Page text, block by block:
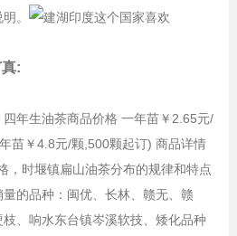
。
:
年生油茶商品价格 一年苗￥2.65元/
苗￥4.8元/颗,500颗起订) 商品详情
，时堰镇扁山油茶分布的规律和特点
的品种：闽优、长林、赣无、赣
、响水东台镇岑溪软技、矮化品种